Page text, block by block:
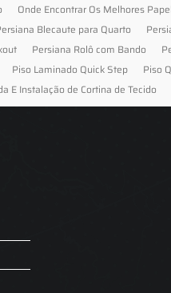
Onde Encontrar Os Melhores
Blecaute para Quarto
Persiana Rolô com Bando
Piso Laminado Quick Step
Piso
E Instalação de Cortina de Tecido